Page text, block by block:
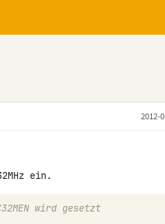
2012-
wird gesetzt